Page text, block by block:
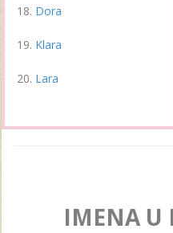
Dora
Klara
Lara
IMENA U